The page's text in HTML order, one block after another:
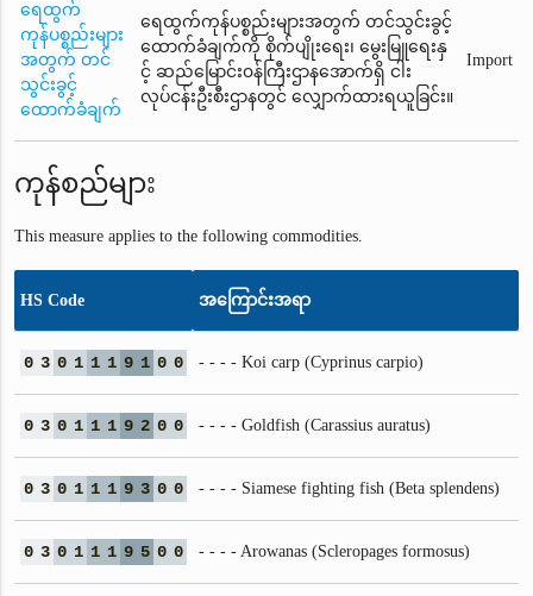
ရေထွက်
ကုန်ပစ္စည်းများ
အတွက် တင်
သွင်းခွင့်
ထောက်ခံချက်
ရေထွက်ကုန်ပစ္စည်းများအတွက် တင်သွင်းခွင့်
ထောက်ခံချက်ကို စိုက်ပျိုးရေး၊ မွေးမြူရေးနှ
င့် ဆည်မြောင်း၀န်ကြီးဌာနအောက်ရှိ ငါး
လုပ်ငန်းဦးစီးဌာနတွင် လျှောက်ထားရယူခြင်း။
Import
ကုန်စည်များ
This measure applies to the following commodities.
HS Code အကြောင်းအရာ
0 3 0 1 1 1 9 1 0 0 - - - - Koi carp (Cyprinus carpio)
0 3 0 1 1 1 9 2 0 0 - - - - Goldfish (Carassius auratus)
0 3 0 1 1 1 9 3 0 0 - - - - Siamese fighting fish (Beta splendens)
0 3 0 1 1 1 9 5 0 0 - - - - Arowanas (Scleropages formosus)